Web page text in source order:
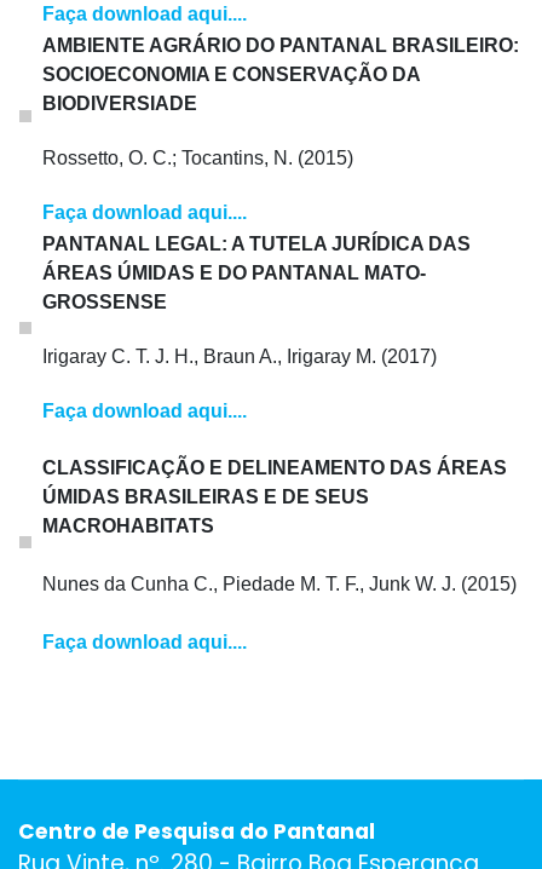
Faça download aqui....
AMBIENTE AGRÁRIO DO PANTANAL BRASILEIRO:
SOCIOECONOMIA E CONSERVAÇÃO DA
BIODIVERSIADE
Rossetto, O. C.; Tocantins, N. (2015)
Faça download aqui....
PANTANAL LEGAL: A TUTELA JURÍDICA DAS
ÁREAS ÚMIDAS E DO PANTANAL MATO-
GROSSENSE
Irigaray C. T. J. H., Braun A., Irigaray M. (2017)
Faça download aqui....
CLASSIFICAÇÃO E DELINEAMENTO DAS ÁREAS
ÚMIDAS BRASILEIRAS E DE SEUS
MACROHABITATS
Nunes da Cunha C., Piedade M. T. F., Junk W. J. (2015)
Faça download aqui....
Centro de Pesquisa do Pantanal